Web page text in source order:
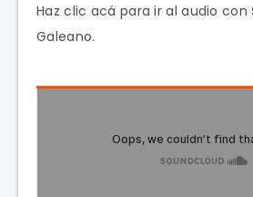
Haz clic acá para ir al audio con
Galeano.